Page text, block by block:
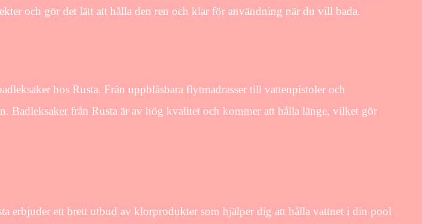
och gör det lätt att hålla den ren och klar för användning när du vill bada.
hos Rusta. Från uppblåsbara flytmadrasser till vattenpistoler och
Badleksaker från Rusta är av hög kvalitet och kommer att hålla länge, vilket gör
erbjuder ett brett utbud av klorprodukter som hjälper dig att hålla vattnet i din pool